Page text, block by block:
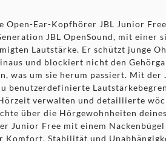
Open-Ear-Kopfhörer JBL Junior
JBL OpenSound, mit einer
Lautstärke. Er schützt junge
und blockiert nicht den
was um sie herum passiert. Mit der
benutzerdefinierte
verwalten und detaillierte
über die Hörgewohnheiten
Junior Free mit einem Nackenbügel
Komfort, Stabilität und